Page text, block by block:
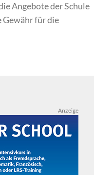
Angebote der Schule
Gewähr für die
Anzeige